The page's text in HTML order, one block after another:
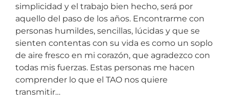
simplicidad y el trabajo bien hecho, será por
aquello del paso de los años. Encontrarme con
personas humildes, sencillas, lúcidas y que se
sienten contentas con su vida es como un soplo
de aire fresco en mi corazón, que agradezco con
todas mis fuerzas. Estas personas me hacen
comprender lo que el TAO nos quiere
transmitir…